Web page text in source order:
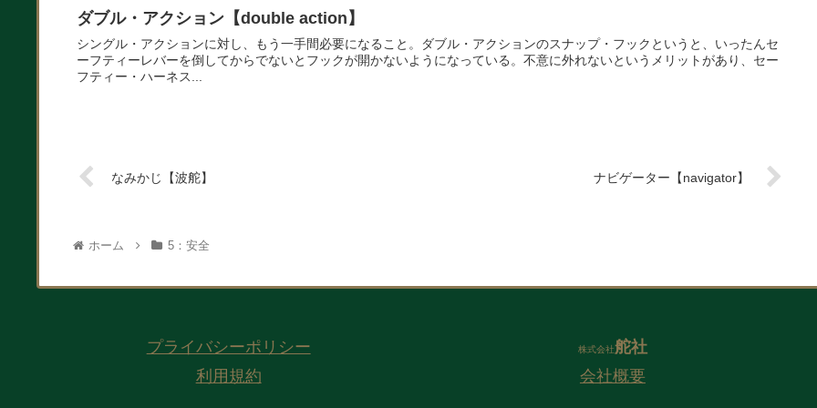
ダブル・アクション【double action】
シングル・アクションに対し、もう一手間必要になること。ダブル・アクションのスナップ・フックというと、いったんセ
ーフティーレバーを倒してからでないとフックが開かないようになっている。不意に外れないというメリットがあり、セー
フティー・ハーネス...
なみかじ【波舵】 ナビゲーター【navigator】
ホーム 5：安全
プライバシーポリシー
利用規約
株式会社舵社
会社概要